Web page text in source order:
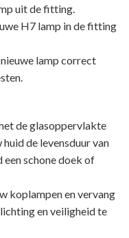
uit de fitting.
H7 lamp in de fitting
lamp correct
de glasoppervlakte
de levensduur van
schone doek of
koplampen en vervang
en veiligheid te